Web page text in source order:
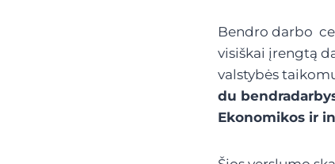
Bendro darbo
visiškai įrengtą
valstybės
du
Ekonomikos ir